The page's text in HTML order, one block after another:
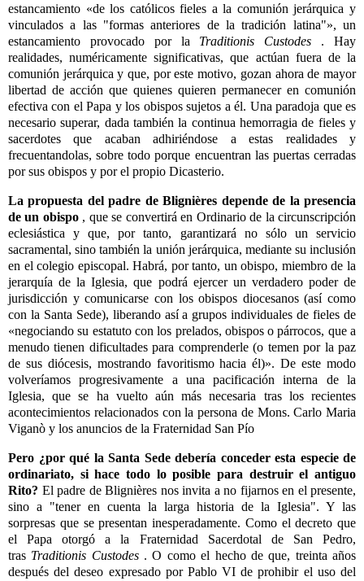
estancamiento «de los católicos fieles a la comunión jerárquica y
vinculados a las "formas anteriores de la tradición latina"», un
estancamiento provocado por la Traditionis Custodes . Hay
realidades, numéricamente significativas, que actúan fuera de la
comunión jerárquica y que, por este motivo, gozan ahora de mayor
libertad de acción que quienes quieren permanecer en comunión
efectiva con el Papa y los obispos sujetos a él. Una paradoja que es
necesario superar, dada también la continua hemorragia de fieles y
sacerdotes que acaban adhiriéndose a estas realidades y
frecuentandolas, sobre todo porque encuentran las puertas cerradas
por sus obispos y por el propio Dicasterio.
La propuesta del padre de Blignières depende de la presencia
de un obispo, que se convertirá en Ordinario de la circunscripción
eclesiástica y que, por tanto, garantizará no sólo un servicio
sacramental, sino también la unión jerárquica, mediante su inclusión
en el colegio episcopal. Habrá, por tanto, un obispo, miembro de la
jerarquía de la Iglesia, que podrá ejercer un verdadero poder de
jurisdicción y comunicarse con los obispos diocesanos (así como
con la Santa Sede), liberando así a grupos individuales de fieles de
«negociando su estatuto con los prelados, obispos o párrocos, que a
menudo tienen dificultades para comprenderle (o temen por la paz
de sus diócesis, mostrando favoritismo hacia él)». De este modo
volveríamos progresivamente a una pacificación interna de la
Iglesia, que se ha vuelto aún más necesaria tras los recientes
acontecimientos relacionados con la persona de Mons. Carlo Maria
Viganò y los anuncios de la Fraternidad San Pío
Pero ¿por qué la Santa Sede debería conceder esta especie de
ordinariato, si hace todo lo posible para destruir el antiguo
Rito? El padre de Blignières nos invita a no fijarnos en el presente,
sino a "tener en cuenta la larga historia de la Iglesia". Y las
sorpresas que se presentan inesperadamente. Como el decreto que
el Papa otorgó a la Fraternidad Sacerdotal de San Pedro,
tras Traditionis Custodes. O como el hecho de que, treinta años
después del deseo expresado por Pablo VI de prohibir el uso del